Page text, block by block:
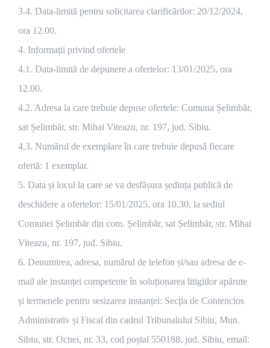
3.4. Data-limită pentru solicitarea clarificărilor: 20/12/2024,
ora 12.00.
4. Informații privind ofertele
4.1. Data-limită de depunere a ofertelor: 13/01/2025, ora
12.00.
4.2. Adresa la care trebuie depuse ofertele: Comuna Șelimbăr,
sat Șelimbăr, str. Mihai Viteazu, nr. 197, jud. Sibiu.
4.3. Numărul de exemplare în care trebuie depusă fiecare
ofertă: 1 exemplar.
5. Data și locul la care se va desfășura ședința publică de
deschidere a ofertelor: 15/01/2025, ora 10.30, la sediul
Comunei Șelimbăr din com. Șelimbăr, sat Șelimbăr, str. Mihai
Viteazu, nr. 197, jud. Sibiu.
6. Denumirea, adresa, numărul de telefon și/sau adresa de e-
mail ale instanței competente în soluționarea litigiilor apărute
și termenele pentru sesizarea instanței: Secţia de Contencios
Administrativ și Fiscal din cadrul Tribunalului Sibiu, Mun.
Sibiu, str. Ocnei, nr. 33, cod poștal 550188, jud. Sibiu, email: